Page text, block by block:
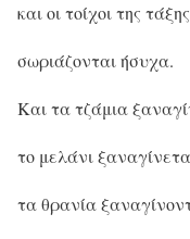
και οι τοίχοι της τάξης
σωριάζονται ήσυχα.
Και τα τζάμια
το μελάνι
τα θρανία